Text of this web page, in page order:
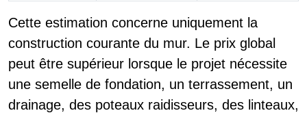
Cette estimation concerne uniquement la
construction courante du mur. Le prix global
peut être supérieur lorsque le projet nécessite
une semelle de fondation, un terrassement, un
drainage, des poteaux raidisseurs, des linteaux,